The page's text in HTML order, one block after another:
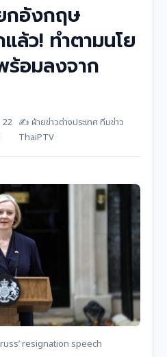
กอังกฤษ
ล้ว! ทำตามนโย
ร้อมลงจาก
22 ✍️ ฝ่ายข่าวต่างประเทศ ทีมข่าว
ThaiPTV
resignation speech